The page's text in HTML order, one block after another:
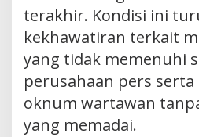
terakhir. Kondisi ini
kekhawatiran terkait
yang tidak memenuhi
perusahaan pers
oknum wartawan
yang memadai.